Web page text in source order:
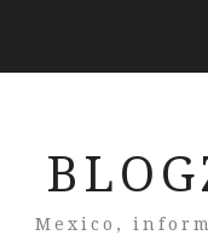
Mexico,